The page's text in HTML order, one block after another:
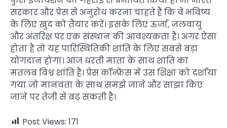
सरकार और प्रेस से अनुरोध करना चाहते हैं कि वे भविष्य
के लिए खुद को तैयार करें। इसके लिए ऊर्जा, जलवायु
और अंतरिक्ष पर एक संस्थान की आवश्यकता है। अगर ऐसा
होता है तो यह पारिस्थितिकी शांति के लिए सबसे बड़ा
योगदान होगा। आज धरती माता के साथ शांति का
मतलब विश्व शांति है। प्रेस कॉन्फ्रेंस में उस शिक्षा को दर्शाया
गया जो मानवता के साथ समझे जाने और साझा किए
जाने पर तेजी से बढ़ सकती है।
Post Views: 171